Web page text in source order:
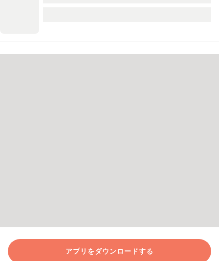
アプリをダウンロードする